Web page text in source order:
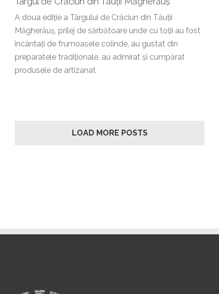
A doua ediție a Târgului de Crăciun din Tăuții
Măgherăuș, prilej de sărbătoare unde cu toții au fost
încântați de frumoasele colinde, au gustat din
preparatele tradiționale, au admirat și cumpărat
produsele de artizanat
LOAD MORE POSTS